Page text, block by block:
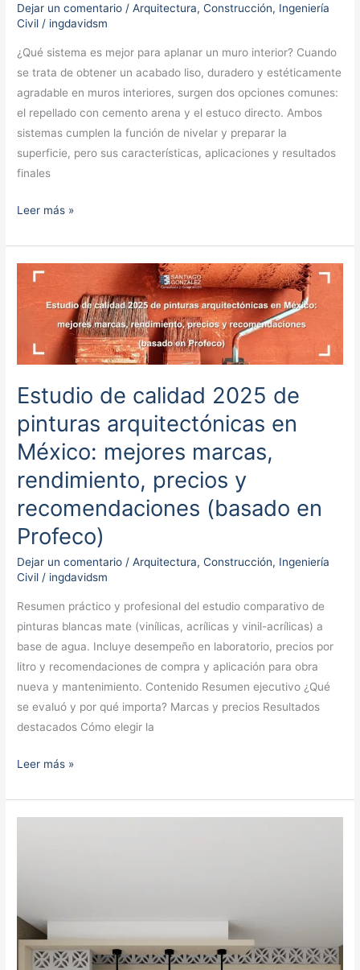
Dejar un comentario /Arquitectura,Construcción, Ingeniería
Civil / ingdavidsm
¿Qué sistema es mejor para aplanar un muro interior? Cuando
se trata de obtener un acabado liso, duradero y estéticamente
agradable en muros interiores, surgen dos opciones comunes:
el repellado con cemento arena y el estuco directo. Ambos
sistemas cumplen la función de nivelar y preparar la
superficie, pero sus características, aplicaciones y resultados
finales
estuco
directo?
Guía
técnica
y
práctica
2025
Leer más »
Estudio de calidad 2025 de
pinturas arquitectónicas en
México: mejores marcas,
rendimiento, precios y
recomendaciones (basado en
Profeco)
Dejar un comentario /Arquitectura,Construcción, Ingeniería
Civil / ingdavidsm
Resumen práctico y profesional del estudio comparativo de
pinturas blancas mate (vinílicas, acrílicas y vinil-acrílicas) a
base de agua. Incluye desempeño en laboratorio, precios por
litro y recomendaciones de compra y aplicación para obra
nueva y mantenimiento. Contenido Resumen ejecutivo ¿Qué
se evaluó y por qué importa? Marcas y precios Resultados
destacados Cómo elegir la
Estudio
calidad
arquitectónicas
México:
mejores
marcas,
precios
y
(basado
Profeco)
Leer más »